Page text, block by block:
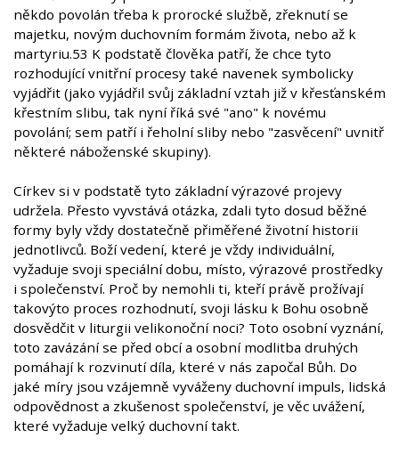
někdo povolán třeba k prorocké službě, zřeknutí se
majetku, novým duchovním formám života, nebo až k
martyriu.53 K podstatě člověka patří, že chce tyto
rozhodující vnitřní procesy také navenek symbolicky
vyjádřit (jako vyjádřil svůj základní vztah již v křesťanském
křestním slibu, tak nyní říká své "ano" k novému
povolání; sem patří i řeholní sliby nebo "zasvěcení" uvnitř
některé náboženské skupiny).
Církev si v podstatě tyto základní výrazové projevy
udržela. Přesto vyvstává otázka, zdali tyto dosud běžné
formy byly vždy dostatečně přiměřené životní historii
jednotlivců. Boží vedení, které je vždy individuální,
vyžaduje svoji speciální dobu, místo, výrazové prostředky
i společenství. Proč by nemohli ti, kteří právě prožívají
takovýto proces rozhodnutí, svoji lásku k Bohu osobně
dosvědčit v liturgii velikonoční noci? Toto osobní vyznání,
toto zavázání se před obcí a osobní modlitba druhých
pomáhají k rozvinutí díla, které v nás započal Bůh. Do
jaké míry jsou vzájemně vyváženy duchovní impuls, lidská
odpovědnost a zkušenost společenství, je věc uvážení,
které vyžaduje velký duchovní takt.